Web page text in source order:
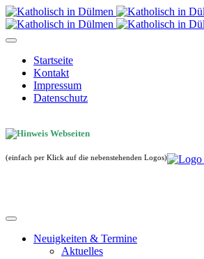
Startseite
Kontakt
Impressum
Datenschutz
(einfach per Klick auf die nebenstehenden Logos)
Neuigkeiten & Termine
Aktuelles